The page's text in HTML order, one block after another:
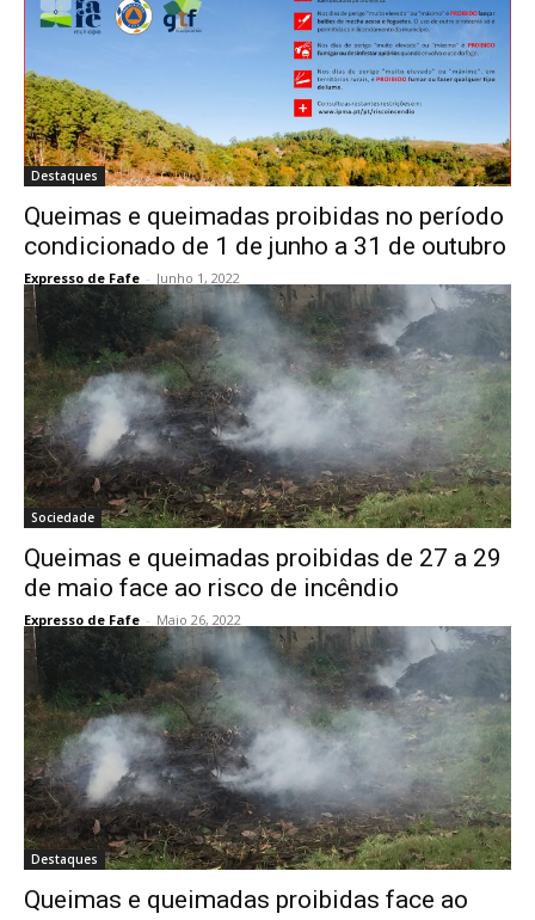
Destaques
Queimas e queimadas proibidas no período
condicionado de 1 de junho a 31 de outubro
Expresso de Fafe - Junho 1, 2022
Sociedade
Queimas e queimadas proibidas de 27 a 29
de maio face ao risco de incêndio
Expresso de Fafe - Maio 26, 2022
Destaques
Queimas e queimadas proibidas face ao